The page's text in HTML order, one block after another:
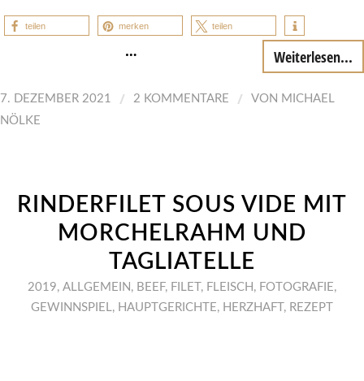
teilen merken teilen
… Weiterlesen...
7. DEZEMBER 2021 / 2 KOMMENTARE / VON MICHAEL
NÖLKE
RINDERFILET SOUS VIDE MIT
MORCHELRAHM UND
TAGLIATELLE
2019, ALLGEMEIN , BEEF, FILET , FLEISCH , FOTOGRAFIE,
GEWINNSPIEL, HAUPTGERICHTE, HERZHAFT , REZEPT